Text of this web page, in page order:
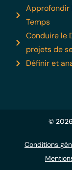
Approfondir
Temps
Conduire le
projets de
Définir et
©
Conditions